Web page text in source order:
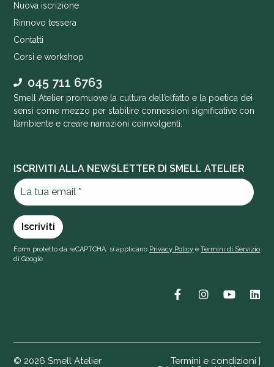
Nuova iscrizione
Rinnovo tessera
Contatti
Corsi e workshop
045 711 6763
Smell Atelier promuove la cultura dell’olfatto e la poetica dei
sensi come mezzo per stabilire connessioni significative con
l’ambiente e creare narrazioni coinvolgenti.
ISCRIVITI ALLA NEWSLETTER DI SMELL ATELIER
Form protetto da reCAPTCHA: si applicano Privacy Policy eTermini di Servizio
di Google.
© 2026 Smell Atelier
Termini e condizioni |